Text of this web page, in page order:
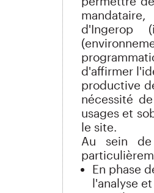
d'Ingerop
d'affirmer
productive
nécessité
usages et
le site.
Au sein
En phase
l'analyse